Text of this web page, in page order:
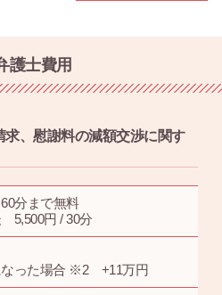
護士費用
求、慰謝料の減額交渉に関す
分まで無料
5,500円 / 30分
なった場合 ※2 +11万円